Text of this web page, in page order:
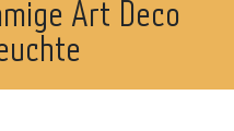
Art Deco